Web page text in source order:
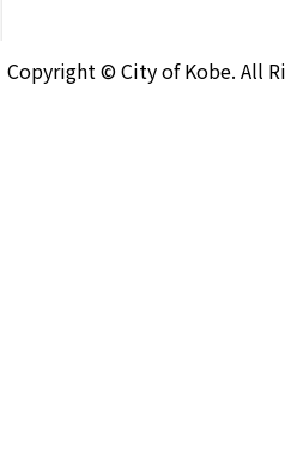
Copyright © City of Kobe. All